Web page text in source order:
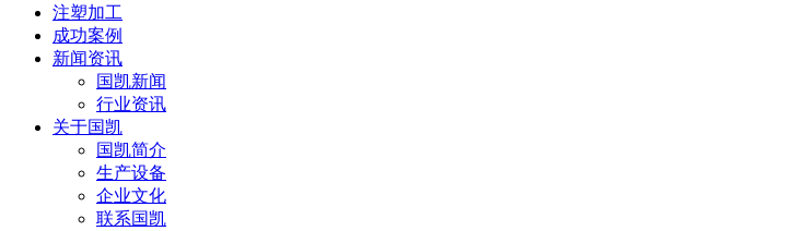
注塑加工
成功案例
新闻资讯
国凯新闻
行业资讯
关于国凯
国凯简介
生产设备
企业文化
联系国凯